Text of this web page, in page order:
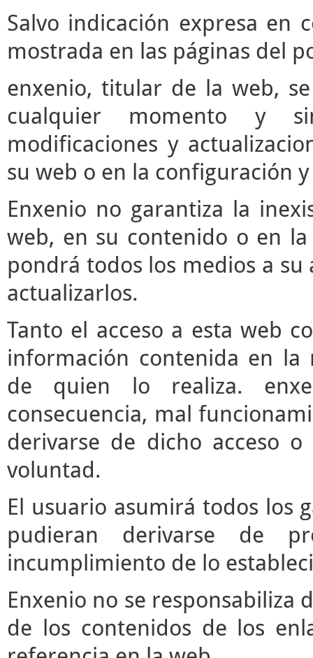
Salvo indicación expresa en
mostrada en las páginas del
enxenio, titular de la web,
cualquier momento y
modificaciones y
su web o en la configuración
Enxenio no garantiza la
web, en su contenido o en
pondrá todos los medios a
actualizarlos.
Tanto el acceso a esta web
información contenida en la
de quien lo realiza.
consecuencia, mal
derivarse de dicho acceso
voluntad.
El usuario asumirá todos los
pudieran derivarse de
incumplimiento de lo
Enxenio no se responsabiliza
de los contenidos de los